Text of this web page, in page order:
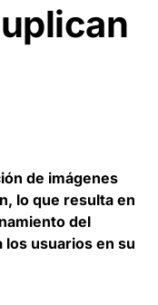
de imágenes
lo que resulta en
del
usuarios en su